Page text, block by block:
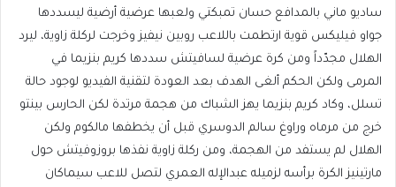
ساديو ماني بالمدافع حسان تمبكتي ولعبها عرضية أرضية ليسددها
جواو فيليكس قوية ارتطمت باللاعب روبين نيفيز وخرجت لركلة زاوية، ليرد
الهلال مجدّداً ومن كرة عرضية لسافيتش سددها كريم بنزيما في
المرمى ولكن الحكم ألغى الهدف بعد العودة لتقنية الفيديو لوجود حالة
تسلل، وكاد كريم بنزيما يهز الشباك من هجمة مرتدة لكن الحارس بينتو
خرج من مرماه وراوغ سالم الدوسري قبل أن يخطفها مالكوم ولكن
الهلال لم يستفد من الهجمة، ومن ركلة زاوية نفذها بروزوفيتش حول
مارتينيز الكرة برأسه لزميله عبدالإله العمري لتصل للاعب سيماكان